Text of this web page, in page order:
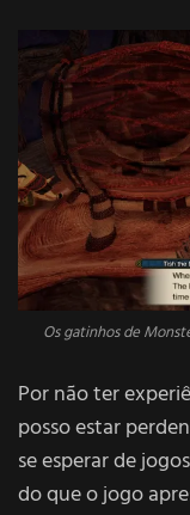
Os gatinhos de
Por não ter
posso estar
se esperar de
do que o jogo